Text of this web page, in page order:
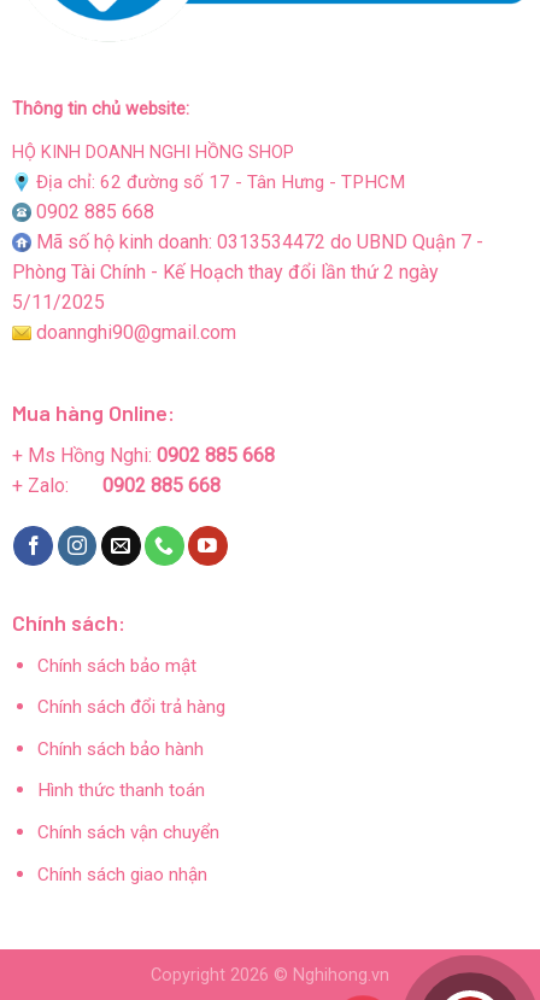
Thông tin chủ website:
HỘ KINH DOANH NGHI HỒNG SHOP
Địa chỉ: 62 đường số 17 - Tân Hưng - TPHCM
0902 885 668
Mã số hộ kinh doanh: 0313534472 do UBND Quận 7 -
Phòng Tài Chính - Kế Hoạch thay đổi lần thứ 2 ngày
5/11/2025
doannghi90@gmail.com
Mua hàng Online:
+ Ms Hồng Nghi: 0902 885 668
+ Zalo: 0902 885 668
Chính sách:
Chính sách bảo mật
Chính sách đổi trả hàng
Chính sách bảo hành
Hình thức thanh toán
Chính sách vận chuyển
Chính sách giao nhận
Copyright 2026 © Nghihong.vn